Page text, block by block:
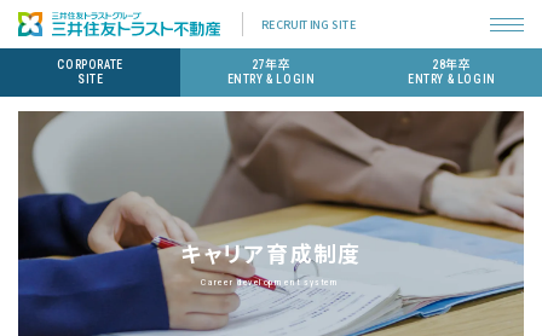
RECRUITING SITE
CORPORATE
SITE
27年卒
ENTRY & LOGIN
28年卒
ENTRY & LOGIN
キャリア育成制度
Career development system